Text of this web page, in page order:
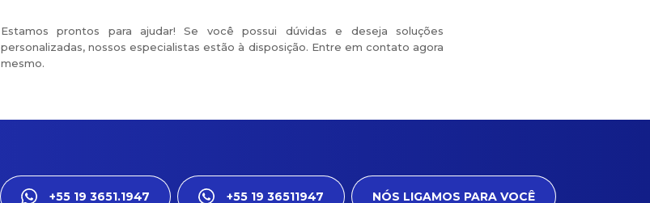
Estamos prontos para ajudar! Se você possui dúvidas e deseja soluções
personalizadas, nossos especialistas estão à disposição. Entre em contato agora
mesmo.
+55 19 3651.1947 +55 19 36511947 NÓS LIGAMOS PARA VOCÊ